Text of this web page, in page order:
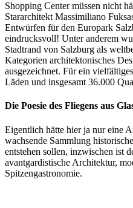
Shopping Center müssen nicht
Stararchitekt Massimiliano
Entwürfen für den Europark
eindrucksvoll! Unter anderem
Stadtrand von Salzburg als
Kategorien architektonisches
ausgezeichnet. Für ein
Läden und insgesamt 36.000
Die Poesie des Fliegens aus
Eigentlich hätte hier ja nur eine
wachsende Sammlung
entstehen sollen, inzwischen ist
avantgardistische Architektur,
Spitzengastronomie.